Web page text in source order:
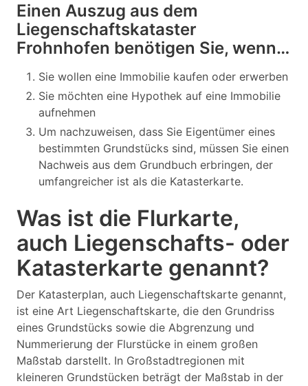
Einen Auszug aus dem
Liegenschaftskataster
Frohnhofen benötigen Sie, wenn…
Sie wollen eine Immobilie kaufen oder erwerben
Sie möchten eine Hypothek auf eine Immobilie
aufnehmen
Um nachzuweisen, dass Sie Eigentümer eines
bestimmten Grundstücks sind, müssen Sie einen
Nachweis aus dem Grundbuch erbringen, der
umfangreicher ist als die Katasterkarte.
Was ist die Flurkarte,
auch Liegenschafts- oder
Katasterkarte genannt?
Der Katasterplan, auch Liegenschaftskarte genannt,
ist eine Art Liegenschaftskarte, die den Grundriss
eines Grundstücks sowie die Abgrenzung und
Nummerierung der Flurstücke in einem großen
Maßstab darstellt. In Großstadtregionen mit
kleineren Grundstücken beträgt der Maßstab in der